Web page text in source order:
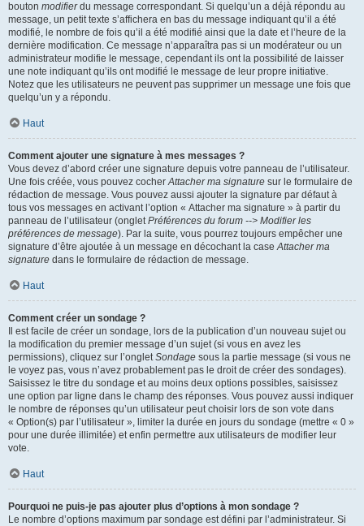
bouton modifierdu message correspondant. Si quelqu’un a déjà répondu au
message, un petit texte s’affichera en bas du message indiquant qu’il a été
modifié, le nombre de fois qu’il a été modifié ainsi que la date et l’heure de la
dernière modification. Ce message n’apparaîtra pas si un modérateur ou un
administrateur modifie le message, cependant ils ont la possibilité de laisser
une note indiquant qu’ils ont modifié le message de leur propre initiative.
Notez que les utilisateurs ne peuvent pas supprimer un message une fois que
quelqu’un y a répondu.
Haut
Comment ajouter une signature à mes messages ?
Vous devez d’abord créer une signature depuis votre panneau de l’utilisateur.
Une fois créée, vous pouvez cocherAttacher ma signature sur le formulaire de
rédaction de message. Vous pouvez aussi ajouter la signature par défaut à
tous vos messages en activant l’option « Attacher ma signature » à partir du
panneau de l’utilisateur (ongletPréférences du forum --> Modifier les
préférences de message). Par la suite, vous pourrez toujours empêcher une
signature d’être ajoutée à un message en décochant la caseAttacher ma
signature dans le formulaire de rédaction de message.
Haut
Comment créer un sondage ?
Il est facile de créer un sondage, lors de la publication d’un nouveau sujet ou
la modification du premier message d’un sujet (si vous en avez les
permissions), cliquez sur l’ongletSondage sous la partie message (si vous ne
le voyez pas, vous n’avez probablement pas le droit de créer des sondages).
Saisissez le titre du sondage et au moins deux options possibles, saisissez
une option par ligne dans le champ des réponses. Vous pouvez aussi indiquer
le nombre de réponses qu’un utilisateur peut choisir lors de son vote dans
« Option(s) par l’utilisateur », limiter la durée en jours du sondage (mettre « 0 »
pour une durée illimitée) et enfin permettre aux utilisateurs de modifier leur
vote.
Haut
Pourquoi ne puis-je pas ajouter plus d’options à mon sondage ?
Le nombre d’options maximum par sondage est défini par l’administrateur. Si